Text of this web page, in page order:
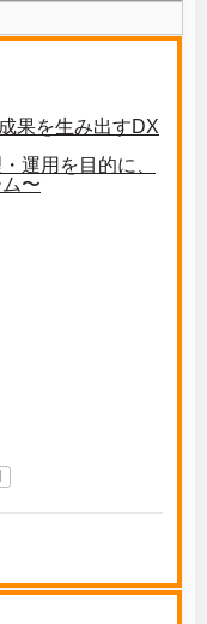
果を生み出すDX
運用を目的に、
〜